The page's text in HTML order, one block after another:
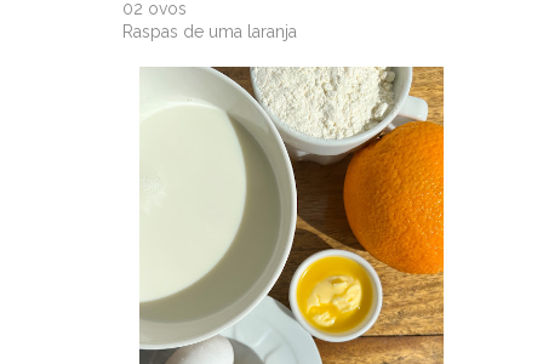
02 ovos
Raspas de uma laranja